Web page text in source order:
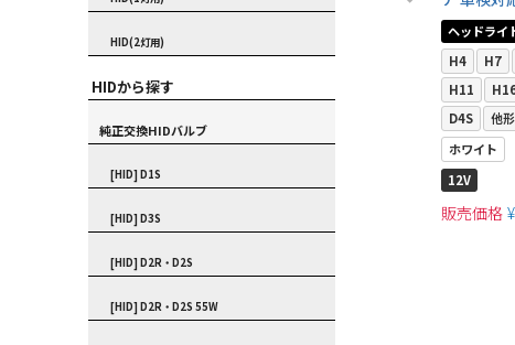
HID(2灯用)
HIDから探す
純正交換HIDバルブ
[HID] D1S
[HID] D3S
[HID] D2R・D2S
[HID] D2R・D2S 55W
ヘッドライ
H4
H7
H11
D4S
他
ホワイト
12V
販売価格 ¥